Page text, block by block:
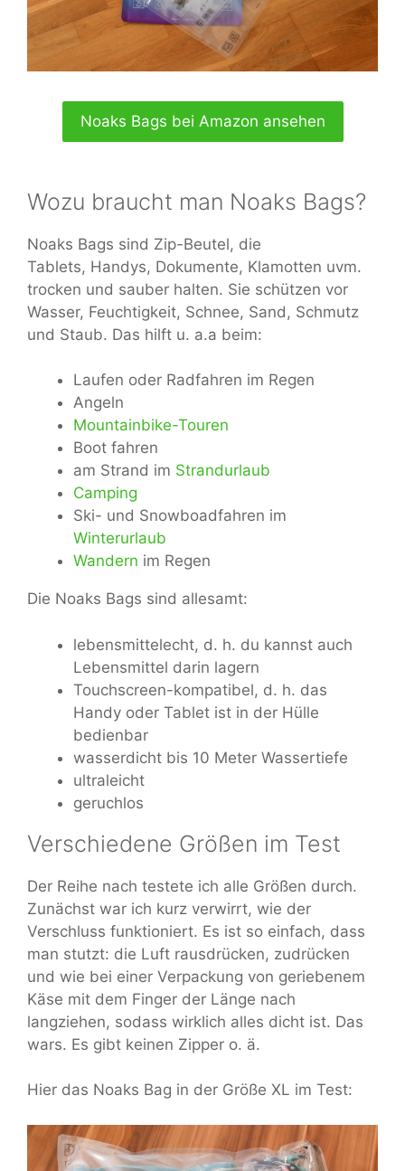
Noaks Bags bei Amazon ansehen
Wozu braucht man Noaks Bags?
Noaks Bags sind Zip-Beutel, die
Tablets, Handys, Dokumente, Klamotten uvm.
trocken und sauber halten. Sie schützen vor
Wasser, Feuchtigkeit, Schnee, Sand, Schmutz
und Staub. Das hilft u. a.a beim:
Laufen oder Radfahren im Regen
Angeln
Mountainbike-Touren
Boot fahren
am Strand im Strandurlaub
Camping
Ski- und Snowboadfahren im
Winterurlaub
Wandern im Regen
Die Noaks Bags sind allesamt:
lebensmittelecht, d. h. du kannst auch
Lebensmittel darin lagern
Touchscreen-kompatibel, d. h. das
Handy oder Tablet ist in der Hülle
bedienbar
wasserdicht bis 10 Meter Wassertiefe
ultraleicht
geruchlos
Verschiedene Größen im Test
Der Reihe nach testete ich alle Größen durch.
Zunächst war ich kurz verwirrt, wie der
Verschluss funktioniert. Es ist so einfach, dass
man stutzt: die Luft rausdrücken, zudrücken
und wie bei einer Verpackung von geriebenem
Käse mit dem Finger der Länge nach
langziehen, sodass wirklich alles dicht ist. Das
wars. Es gibt keinen Zipper o. ä.
Hier das Noaks Bag in der Größe XL im Test: